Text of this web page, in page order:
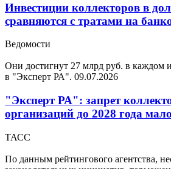
Инвестиции коллекторов в
сравняются с тратами на
Ведомости
Они достигнут 27 млрд руб. в каждом
в "Эксперт РА". 09.07.2026
"Эксперт РА": запрет
организаций до 2028 года
ТАСС
По данным рейтингового агентства,